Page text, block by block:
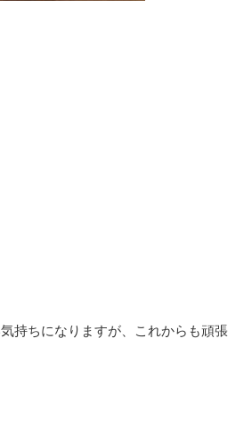
持ちになりますが、これからも頑張